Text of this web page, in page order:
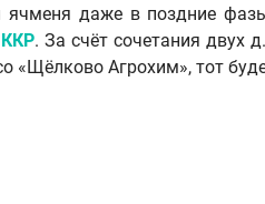
даже в поздние
. За счёт сочетания двух
«Щёлково Агрохим», тот